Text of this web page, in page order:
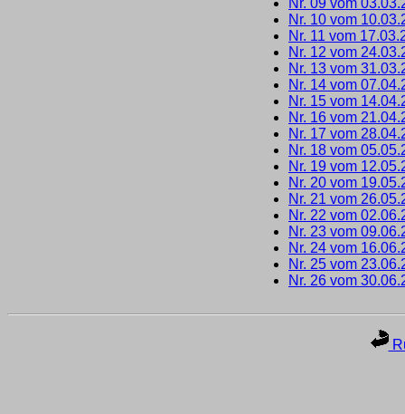
Nr. 10 vom
Nr. 11 vom
Nr. 12 vom
Nr. 13 vom
Nr. 14 vom
Nr. 15 vom
Nr. 16 vom
Nr. 17 vom
Nr. 18 vom
Nr. 19 vom
Nr. 20 vom
Nr. 21 vom
Nr. 22 vom
Nr. 23 vom
Nr. 24 vom
Nr. 25 vom
Nr. 26 vom